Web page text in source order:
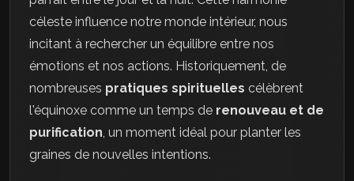
céleste influence notre monde intérieur, nous
incitant à rechercher un équilibre entre nos
émotions et nos actions. Historiquement, de
nombreuses pratiques spirituelles célèbrent
l'équinoxe comme un temps de renouveau et de
purification, un moment idéal pour planter les
graines de nouvelles intentions.